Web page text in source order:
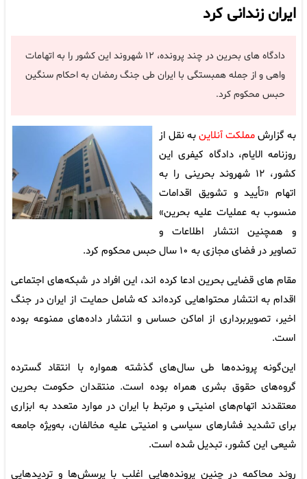
ایران زندانی کرد
دادگاه های بحرین در چند پرونده‌، ۱۲ شهروند این کشور را به اتهامات
واهی و از جمله همبستگی با ایران طی جنگ رمضان به احکام سنگین
حبس محکوم کرد.
به گزارشمملکت آنلاینبه نقل از
روزنامه الایام، دادگاه کیفری این
کشور، ۱۲ شهروند بحرینی را به
اتهام «تأیید و تشویق اقدامات
منسوب به عملیات علیه بحرین»
و همچنین انتشار اطلاعات و
تصاویر در فضای مجازی به ۱۰ سال حبس محکوم کرد.
مقام های قضایی بحرین ادعا کرده اند، این افراد در شبکه‌های اجتماعی
اقدام به انتشار محتواهایی کرده‌اند که شامل حمایت از ایران در جنگ
اخیر، تصویربرداری از اماکن حساس و انتشار داده‌های ممنوعه بوده
است.
این‌گونه پرونده‌ها طی سال‌های گذشته همواره با انتقاد گسترده
گروه‌های حقوق بشری همراه بوده است. منتقدان حکومت بحرین
معتقدند اتهام‌های امنیتی و مرتبط با ایران در موارد متعدد به ابزاری
برای تشدید فشارهای سیاسی و امنیتی علیه مخالفان، به‌ویژه جامعه
شیعی این کشور، تبدیل شده است.
روند محاکمه در چنین پرونده‌هایی اغلب با پرسش‌ها و تردیدهایی